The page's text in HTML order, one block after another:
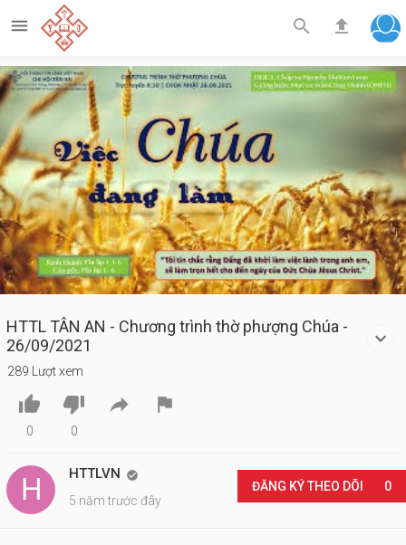
  
Play
Video
HTTL TÂN AN - Chương trình thờ phượng Chúa -
26/09/2021
289 Lượt xem

0

0
 
HTTLVN 
5 năm trước đây
ĐĂNG KÝ THEO DÕI 0